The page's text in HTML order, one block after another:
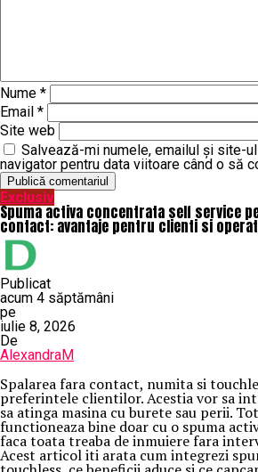
Nume *
Email *
Site web
Salvează-mi numele, emailul și site-
navigator pentru data viitoare când o să
Exclusiv
Spuma activa concentrata self service
contact: avantaje pentru clienti si
Publicat
acum 4 săptămâni
pe
iulie 8, 2026
De
AlexandraM
Spalarea fara contact, numita si
preferintele clientilor. Acestia vor sa
sa atinga masina cu burete sau perii.
functioneaza bine doar cu o spuma
faca toata treaba de inmuiere fara
Acest articol iti arata cum integrezi